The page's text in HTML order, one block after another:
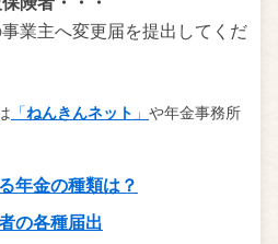
業主へ変更届を提出してくだ
「ねんきんネット 」 や年金事務所
年金の種類は？
の各種届出